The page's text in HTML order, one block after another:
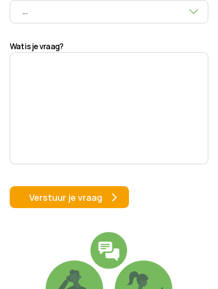
Wat is je vraag?